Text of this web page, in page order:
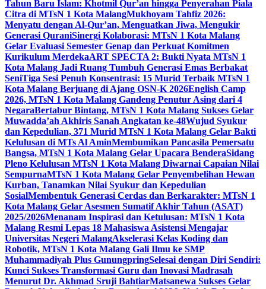
Tahun Baru Islam: Khotmil Qur’an hingga Penyerahan Piala
Citra di MTsN 1 Kota MalangMukhoyam Tahfiz 2026:
Menyatu dengan Al-Qur’an, Menguatkan Jiwa, Mengukir
Generasi QuraniSinergi Kolaborasi: MTsN 1 Kota Malang
Gelar Evaluasi Semester Genap dan Perkuat Komitmen
Kurikulum MerdekaART SPECTA 2: Bukti Nyata MTsN 1
Kota Malang Jadi Ruang Tumbuh Generasi Emas Berbakat
SeniTiga Sesi Penuh Konsentrasi: 15 Murid Terbaik MTsN 1
Kota Malang Berjuang di Ajang OSN-K 2026English Camp
2026, MTsN 1 Kota Malang Gandeng Penutur Asing dari 4
NegaraBertabur Bintang, MTsN 1 Kota Malang Sukses Gelar
Muwadda’ah Akhiris Sanah Angkatan ke-48Wujud Syukur
dan Kepedulian, 371 Murid MTsN 1 Kota Malang Gelar Bakti
Kelulusan di MTs Al AminMembumikan Pancasila Pemersatu
Bangsa, MTsN 1 Kota Malang Gelar Upacara BenderaSidang
Pleno Kelulusan MTsN 1 Kota Malang Diwarnai Capaian Nilai
SempurnaMTsN 1 Kota Malang Gelar Penyembelihan Hewan
Kurban, Tanamkan Nilai Syukur dan Kepedulian
SosialMembentuk Generasi Cerdas dan Berkarakter: MTsN 1
Kota Malang Gelar Asesmen Sumatif Akhir Tahun (ASAT)
2025/2026Menanam Inspirasi dan Ketulusan: MTsN 1 Kota
Malang Resmi Lepas 18 Mahasiswa Asistensi Mengajar
Universitas Negeri MalangAkselerasi Kelas Koding dan
Robotik, MTsN 1 Kota Malang Gali Ilmu ke SMP
Muhammadiyah Plus GunungpringSelesai dengan Diri Sendiri:
Kunci Sukses Transformasi Guru dan Inovasi Madrasah
Menurut Dr. Akhmad Sruji BahtiarMatsanewa Sukses Gelar